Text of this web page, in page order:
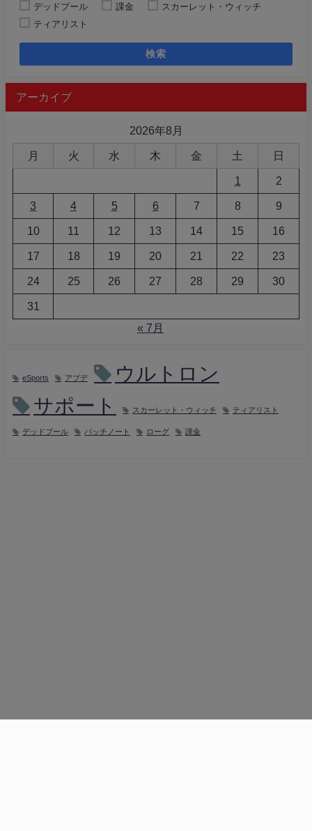
デッドプール
課金
スカーレット・ウィッチ
ティアリスト
検索
アーカイブ
2026年8月
月 火 水 木 金 土 日
1 2
3 4 5 6 7 8 9
10 11 12 13 14 15 16
17 18 19 20 21 22 23
24 25 26 27 28 29 30
31
« 7月
eSports アプデ
ウルトロン
サポート
スカーレット・ウィッチ ティアリスト
デッドプール パッチノート ローグ 課金